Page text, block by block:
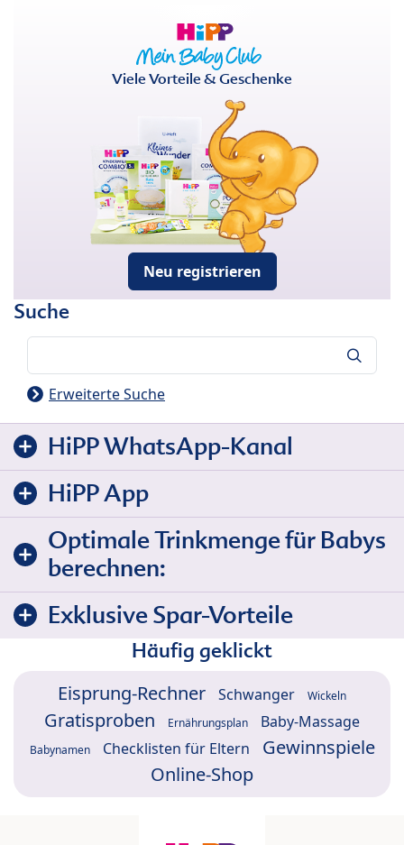
Viele Vorteile & Geschenke
Neu registrieren
Suche
Erweiterte Suche
HiPP WhatsApp-Kanal
HiPP App
Optimale Trinkmenge für Babys
berechnen:
Exklusive Spar-Vorteile
Häufig geklickt
Eisprung-Rechner Schwanger Wickeln
Gratisproben Ernährungsplan Baby-Massage
Babynamen Checklisten für Eltern
Gewinnspiele
Online-Shop